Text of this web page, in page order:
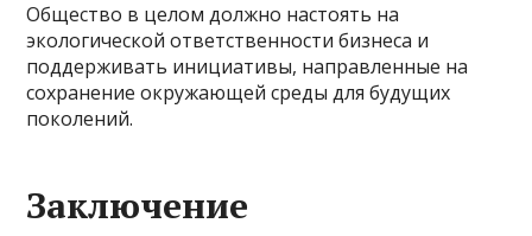
Общество в целом должно настоять на
экологической ответственности бизнеса и
поддерживать инициативы, направленные на
сохранение окружающей среды для будущих
поколений.
Заключение